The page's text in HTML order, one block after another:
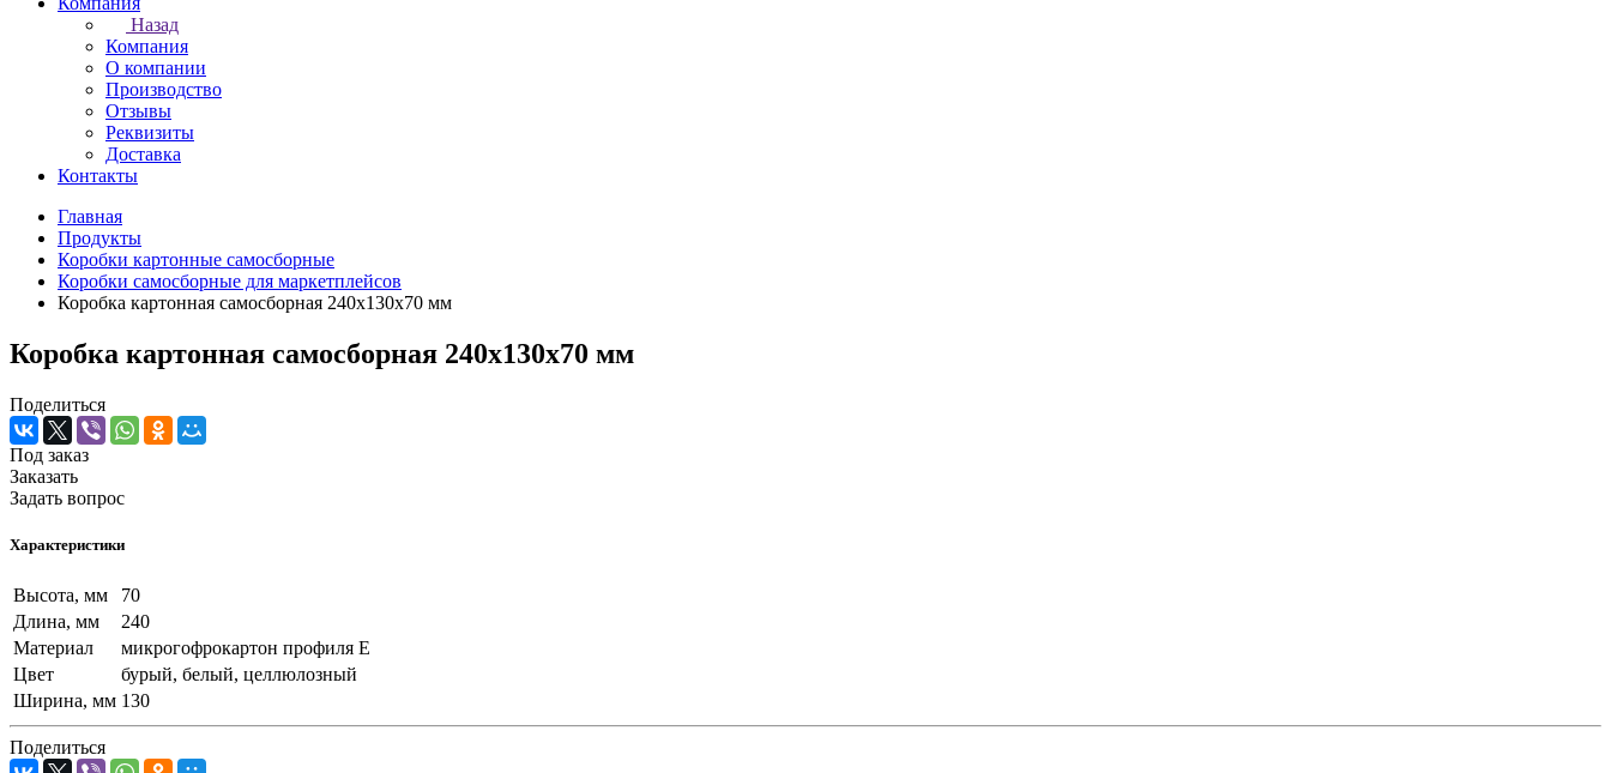
Назад
Компания
О компании
Производство
Отзывы
Реквизиты
Доставка
Контакты
Главная
Продукты
Коробки картонные самосборные
Коробки самосборные для маркетплейсов
Коробка картонная самосборная 240х130х70 мм
Коробка картонная самосборная 240х130х70 мм
Поделиться
Под заказ
Заказать
Задать вопрос
Характеристики
Высота, мм
70
Длина, мм
240
Материал
микрогофрокартон профиля Е
Цвет
бурый, белый, целлюлозный
Ширина, мм 130
Поделиться